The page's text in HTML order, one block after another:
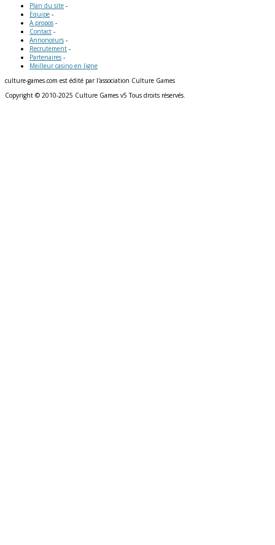
Plan du site -
Equipe -
A propos -
Contact -
Annonceurs -
Recrutement -
Partenaires -
Meilleur casino en ligne
culture-games.com est édité par l'association Culture Games
Copyright © 2010-2025 Culture Games v5 Tous droits réservés.